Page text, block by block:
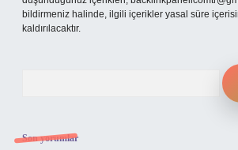
bildirmeniz halinde, ilgili içerikler yasal süre
kaldırılacaktır.
Son yorumlar